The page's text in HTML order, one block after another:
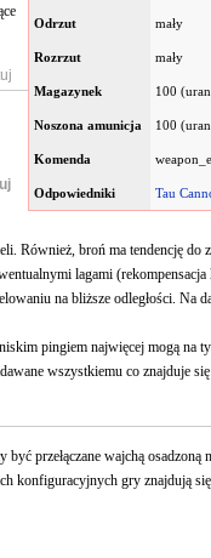
Odrzut mały
Rozrzut mały
Magazynek 100
Noszona amunicja 100
Komenda
Odpowiedniki Tau
Również, broń ma tendencję do
lagami (rekompensacja
na bliższe odległości. Na
pingiem najwięcej mogą na
wszystkiemu co znajduje
przełączane wajchą osadzoną
konfiguracyjnych gry znajdują